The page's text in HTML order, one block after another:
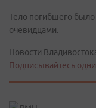
Тело погибшего
очевидцами.
Новости
Подписывайтесь